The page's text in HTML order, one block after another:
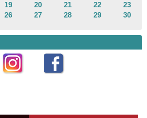
19 20 21 22
23
26 27 28 29
30